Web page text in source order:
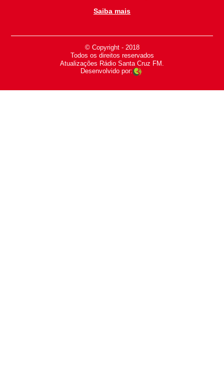
Saiba mais
© Copyright - 2018
-
Todos os direitos reservados
-
Atualizações Rádio Santa Cruz FM.
Desenvolvido por: